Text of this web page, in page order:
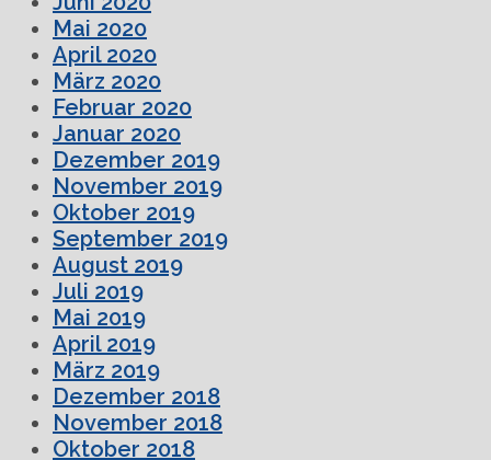
Mai 2020
April 2020
März 2020
Februar 2020
Januar 2020
Dezember 2019
November 2019
Oktober 2019
September 2019
August 2019
Juli 2019
Mai 2019
April 2019
März 2019
Dezember 2018
November 2018
Oktober 2018